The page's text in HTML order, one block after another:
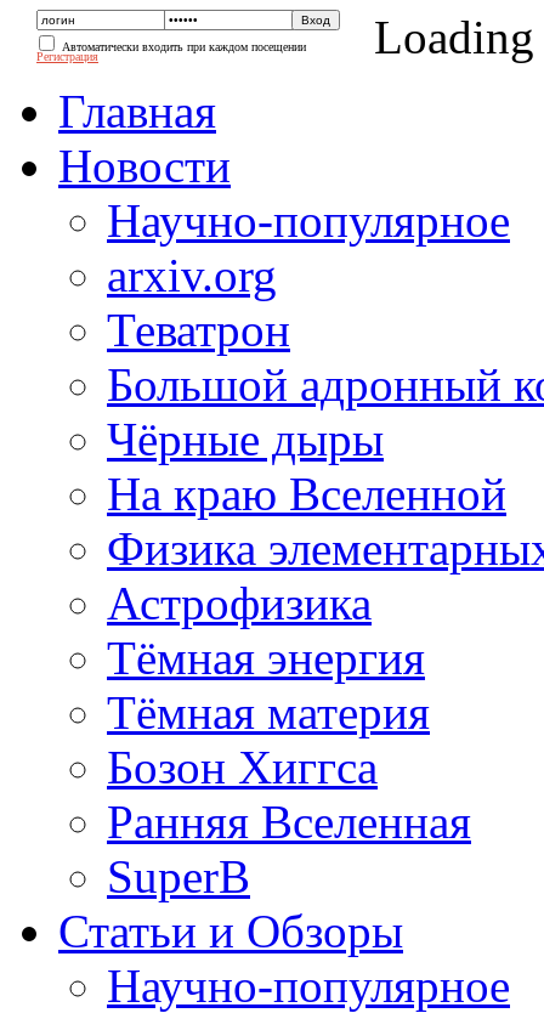
Автоматически входить при каждом посещении
Регистрация
Loading
Главная
Новости
Научно-популярное
arxiv.org
Теватрон
Большой адронный
Чёрные дыры
На краю Вселенной
Физика
Астрофизика
Тёмная энергия
Тёмная материя
Бозон Хиггса
Ранняя Вселенная
SuperB
Статьи и Обзоры
Научно-популярное